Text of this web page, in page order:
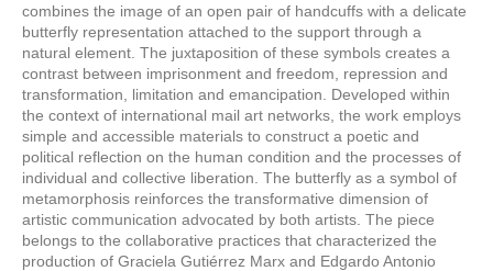
combines the image of an open pair of handcuffs with a delicate
butterfly representation attached to the support through a
natural element. The juxtaposition of these symbols creates a
contrast between imprisonment and freedom, repression and
transformation, limitation and emancipation. Developed within
the context of international mail art networks, the work employs
simple and accessible materials to construct a poetic and
political reflection on the human condition and the processes of
individual and collective liberation. The butterfly as a symbol of
metamorphosis reinforces the transformative dimension of
artistic communication advocated by both artists. The piece
belongs to the collaborative practices that characterized the
production of Graciela Gutiérrez Marx and Edgardo Antonio